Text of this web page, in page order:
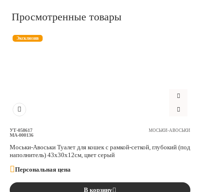
Просмотренные товары
Эксклюзив
УТ-058617
МА-000136
МОСЬКИ-АВОСЬКИ
Моськи-Авоськи Туалет для кошек с рамкой-сеткой, глубокий (под
наполнитель) 43х30х12см, цвет серый
Персональная цена
В корзину